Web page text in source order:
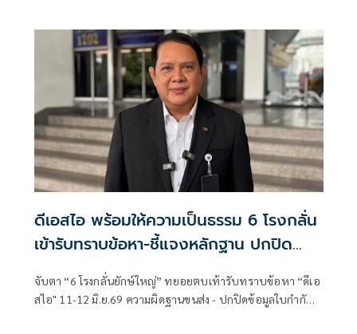
น้ำมันเชื้อเพลิง พ.ศ. 2543“ แต่ยังมีพฤติการณ์ ส่อมีความผิด
กักตุนน้ำมันตาม “พ.ร.บ.ด้วยราคาสินค้าและบริการ พ.ศ.
2542” เหตุ หลัง “กบน.“ มีมติขึ้นพรวดน้ำมันทุกชนิด 6 บาทต่อ
ดีเอสไอ พร้อมให้ความเป็นธรรม 6 โรงกลั่น
เข้ารับทราบข้อหา-ชี้แจงหลักฐาน ปกปิด
ข้อมูลขนส่งน้ำมัน
จับตา “6 โรงกลั่นยักษ์ใหญ่” ทยอยตบเท้ารับทราบข้อหา “ดีเอ
สไอ" 11-12 มิ.ย.69 ความผิดฐานขนส่ง - ปกปิดข้อมูลใบกำกับ